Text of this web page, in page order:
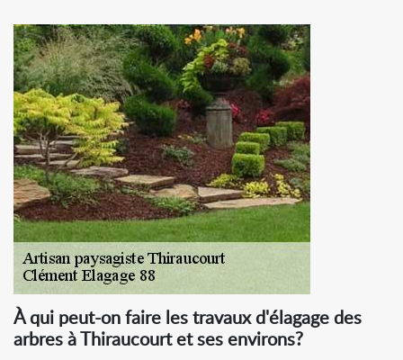
À qui peut-on faire les travaux d'élagage des
arbres à Thiraucourt et ses environs?